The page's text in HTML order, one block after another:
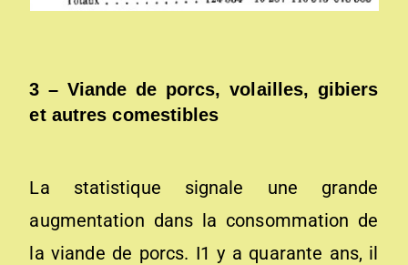
3 – Viande de porcs, volailles, gibiers
et autres comestibles
La statistique signale une grande
augmentation dans la consommation de
la viande de porcs. I1 y a quarante ans, il